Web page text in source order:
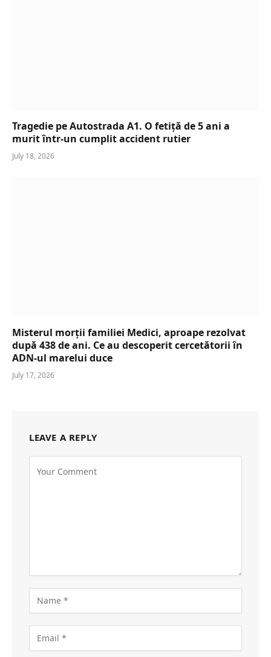
Tragedie pe Autostrada A1. O fetiță de 5 ani a
murit într-un cumplit accident rutier
July 18, 2026
Misterul morții familiei Medici, aproape rezolvat
după 438 de ani. Ce au descoperit cercetătorii în
ADN-ul marelui duce
July 17, 2026
LEAVE A REPLY